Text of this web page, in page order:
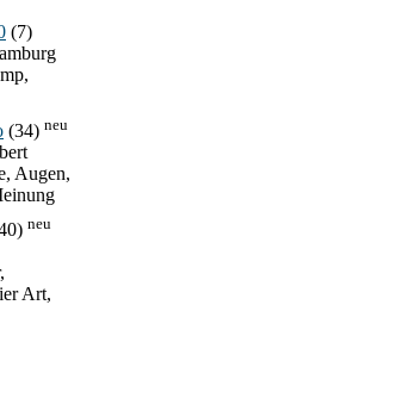
(7)
(34) neu
Augen,
neu
Art,